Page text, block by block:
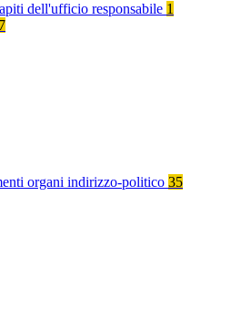
dell'ufficio responsabile 1
organi indirizzo-politico 35